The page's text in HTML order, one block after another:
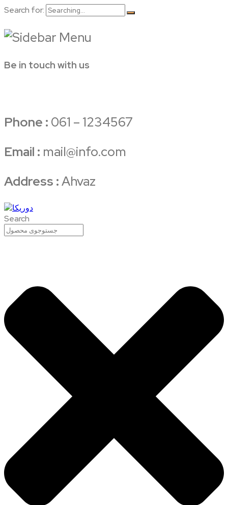
Search for:
Be in touch with us
Phone : 061 – 1234567
Email : mail@info.com
Address :Ahvaz
Search